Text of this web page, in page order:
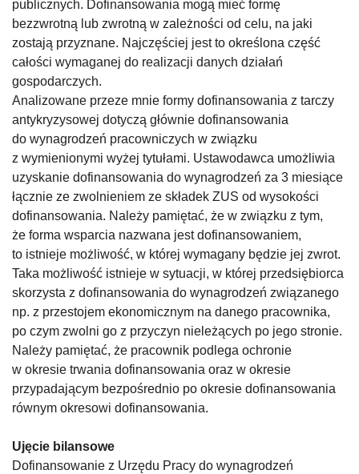
publicznych. Dofinansowania mogą mieć formę
bezzwrotną lub zwrotną w zależności od celu, na jaki
zostają przyznane. Najczęściej jest to określona część
całości wymaganej do realizacji danych działań
gospodarczych.
Analizowane przeze mnie formy dofinansowania z tarczy
antykryzysowej dotyczą głównie dofinansowania
do wynagrodzeń pracowniczych w związku
z wymienionymi wyżej tytułami. Ustawodawca umożliwia
uzyskanie dofinansowania do wynagrodzeń za 3 miesiące
łącznie ze zwolnieniem ze składek ZUS od wysokości
dofinansowania. Należy pamiętać, że w związku z tym,
że forma wsparcia nazwana jest dofinansowaniem,
to istnieje możliwość, w której wymagany będzie jej zwrot.
Taka możliwość istnieje w sytuacji, w której przedsiębiorca
skorzysta z dofinansowania do wynagrodzeń związanego
np. z przestojem ekonomicznym na danego pracownika,
po czym zwolni go z przyczyn nieleżących po jego stronie.
Należy pamiętać, że pracownik podlega ochronie
w okresie trwania dofinansowania oraz w okresie
przypadającym bezpośrednio po okresie dofinansowania
równym okresowi dofinansowania.
Ujęcie bilansowe
Dofinansowanie z Urzędu Pracy do wynagrodzeń